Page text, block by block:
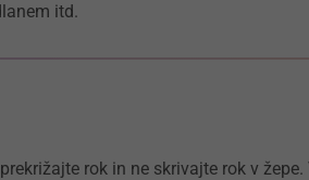
itd.
rok in ne skrivajte rok v